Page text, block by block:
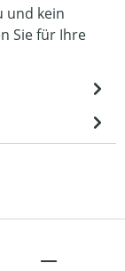
und kein
Sie für Ihre